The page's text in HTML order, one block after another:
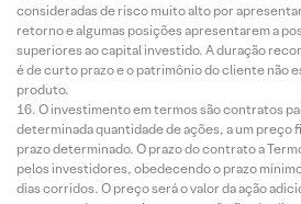
consideradas de risco muito alto por
retorno e algumas posições apresentarem a
superiores ao capital investido. A duração
é de curto prazo e o patrimônio do cliente não
produto.
O investimento em termos são contratos
determinada quantidade de ações, a um preço
prazo determinado. O prazo do contrato a
pelos investidores, obedecendo o prazo
dias corridos. O preço será o valor da ação